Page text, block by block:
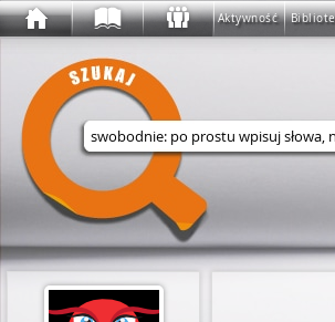
Aktywność
Wyszukaj w serwisie